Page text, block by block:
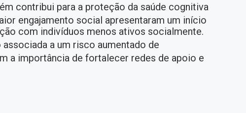
contribui para a proteção da saúde cognitiva
engajamento social apresentaram um início
com indivíduos menos ativos socialmente.
associada a um risco aumentado de
a importância de fortalecer redes de apoio e